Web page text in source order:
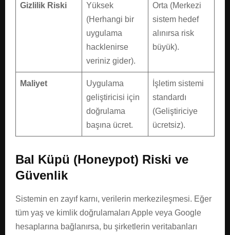
Gizlilik Riski
Yüksek
(Herhangi bir
uygulama
hacklenirse
veriniz gider).
Orta (Merkezi
sistem hedef
alınırsa risk
büyük).
Maliyet
Uygulama
geliştiricisi için
doğrulama
başına ücret.
İşletim sistemi
standardı
(Geliştiriciye
ücretsiz).
Bal Küpü (Honeypot) Riski ve
Güvenlik
Sistemin en zayıf karnı, verilerin merkezileşmesi. Eğer
tüm yaş ve kimlik doğrulamaları Apple veya Google
hesaplarına bağlanırsa, bu şirketlerin veritabanları